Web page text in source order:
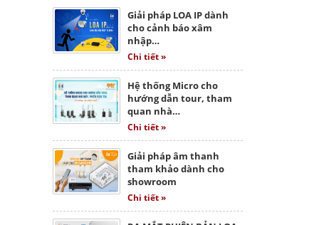
Giải pháp LOA IP dành
cho cảnh báo xâm
nhập…
Chi tiết »
Hệ thống Micro cho
hướng dẫn tour, tham
quan nhà…
Chi tiết »
Giải pháp âm thanh
tham khảo dành cho
showroom
Chi tiết »